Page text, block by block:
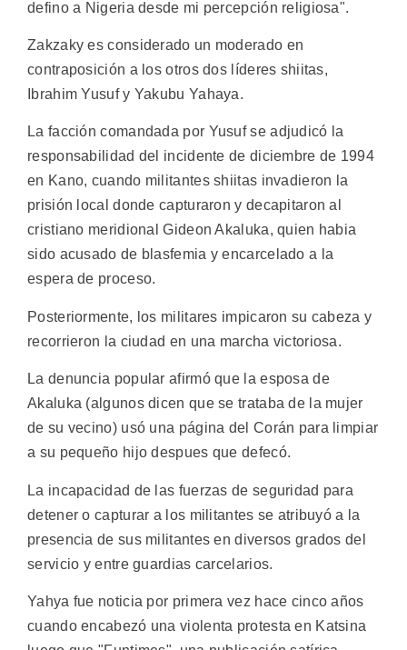
defino a Nigeria desde mi percepción religiosa".
Zakzaky es considerado un moderado en
contraposición a los otros dos líderes shiitas,
Ibrahim Yusuf y Yakubu Yahaya.
La facción comandada por Yusuf se adjudicó la
responsabilidad del incidente de diciembre de 1994
en Kano, cuando militantes shiitas invadieron la
prisión local donde capturaron y decapitaron al
cristiano meridional Gideon Akaluka, quien habia
sido acusado de blasfemia y encarcelado a la
espera de proceso.
Posteriormente, los militares impicaron su cabeza y
recorrieron la ciudad en una marcha victoriosa.
La denuncia popular afirmó que la esposa de
Akaluka (algunos dicen que se trataba de la mujer
de su vecino) usó una página del Corán para limpiar
a su pequeño hijo despues que defecó.
La incapacidad de las fuerzas de seguridad para
detener o capturar a los militantes se atribuyó a la
presencia de sus militantes en diversos grados del
servicio y entre guardias carcelarios.
Yahya fue noticia por primera vez hace cinco años
cuando encabezó una violenta protesta en Katsina